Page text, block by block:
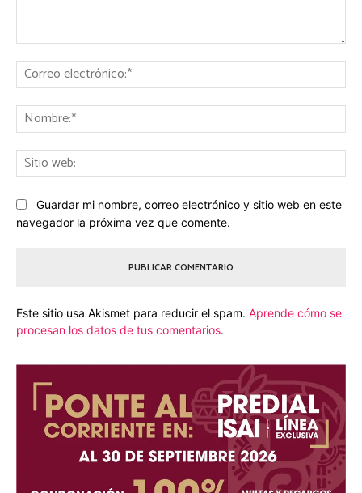
Guardar mi nombre, correo electrónico y sitio web en este
navegador la próxima vez que comente.
Este sitio usa Akismet para reducir el spam. Aprende cómo se
procesan los datos de tus comentarios.